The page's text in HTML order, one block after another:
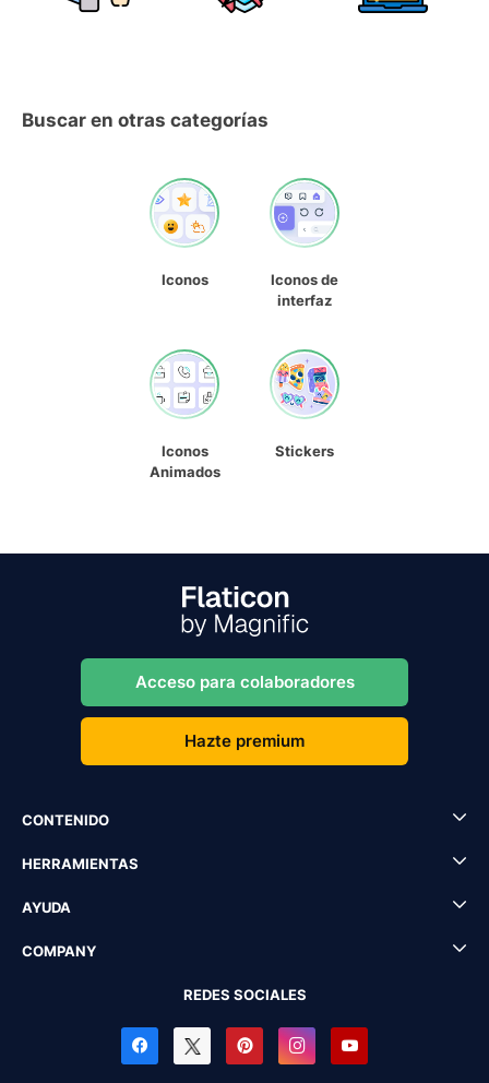
Buscar en otras categorías
Iconos
Iconos de
interfaz
Iconos
Animados
Stickers
Acceso para colaboradores
Hazte premium
CONTENIDO
HERRAMIENTAS
AYUDA
COMPANY
REDES SOCIALES